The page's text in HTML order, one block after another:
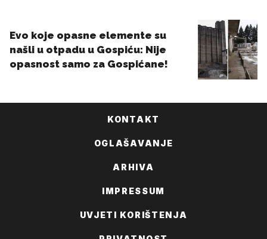
KONTAKT
OGLAŠAVANJE
ARHIVA
IMPRESSUM
UVJETI KORIŠTENJA